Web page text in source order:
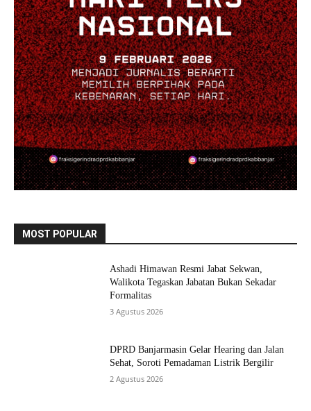
MOST POPULAR
Ashadi Himawan Resmi Jabat Sekwan,
Walikota Tegaskan Jabatan Bukan Sekadar
Formalitas
3 Agustus 2026
DPRD Banjarmasin Gelar Hearing dan Jalan
Sehat, Soroti Pemadaman Listrik Bergilir
2 Agustus 2026